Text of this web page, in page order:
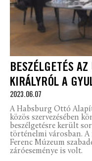
BESZÉLGETÉS
KIRÁLYRÓL A
2023.06.07
A Habsburg Ottó
közös szervezésében
beszélgetésre került
történelmi városban. A
Ferenc Múzeum
záróeseménye is volt.